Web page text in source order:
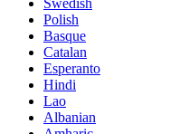
Swedish
Polish
Basque
Catalan
Esperanto
Hindi
Lao
Albanian